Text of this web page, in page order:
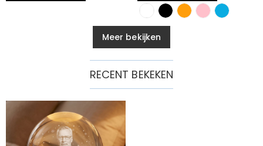
Meer bekijken
RECENT BEKEKEN